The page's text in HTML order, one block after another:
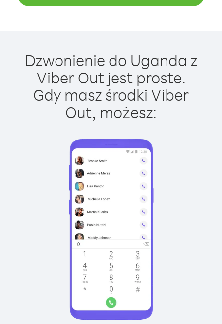
Dzwonienie do Uganda z
Viber Out jest proste.
Gdy masz środki Viber
Out, możesz: